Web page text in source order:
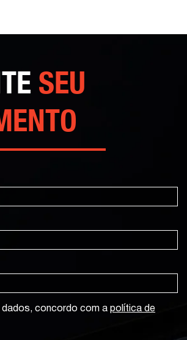
SEU
dados, concordo com a política de